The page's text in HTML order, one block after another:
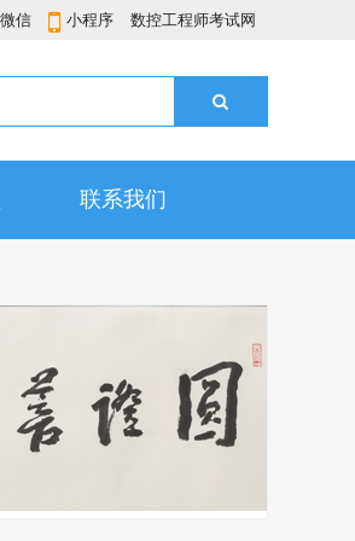
微信 小程序 数控工程师考试网
联系我们